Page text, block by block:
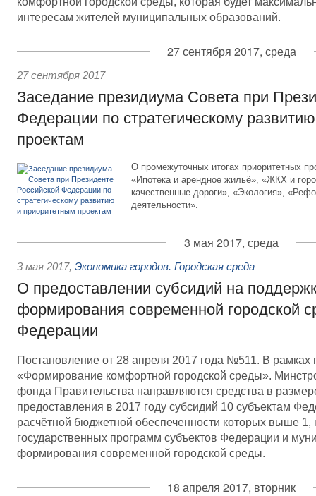
интересам жителей муниципальных образований.
27 сентября 2017, среда
27 сентября 2017
Заседание президиума Совета при
Федерации по стратегическому
проектам
О промежуточных итогах приоритетных
«Ипотека и арендное жильё», «ЖКХ и
качественные дороги», «Экология»,
деятельности».
3 мая 2017, среда
3 мая 2017, Экономика городов. Городская среда
О предоставлении субсидий на
формирования современной городской
Федерации
Постановление от 28 апреля 2017 года №511. В рамках
«Формирование комфортной городской среды».
фонда Правительства направляются средства в
предоставления в 2017 году субсидий 10 субъектам
расчётной бюджетной обеспеченности которых выше 1,
государственных программ субъектов Федерации и
формирования современной городской среды.
18 апреля 2017, вторник